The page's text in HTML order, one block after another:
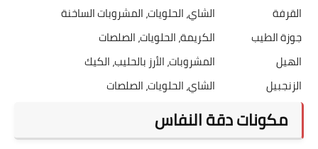
القرفة
الشاي، الحلويات، المشروبات الساخنة
جوزة الطيب
الكريمة، الحلويات، الصلصات
الهيل
المشروبات، الأرز بالحليب، الكيك
الزنجبيل
الشاي، الحلويات، الصلصات
مكونات دقة النفاس